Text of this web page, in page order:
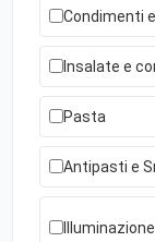
Condimenti
Insalate e
Pasta
Antipasti e
Illuminazione